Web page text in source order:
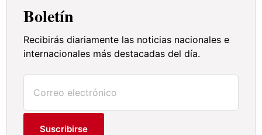
Boletín
Recibirás diariamente las noticias nacionales e
internacionales más destacadas del día.
Suscribirse